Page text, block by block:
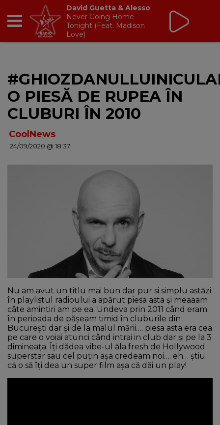
BREAKFAST
TIC TALK
CÂȘTIGĂ
DANCEFLOOR CHART
RADIO ACADEMY
CONTUL MEU
Virgin Radio Music de
Weekend
08:00 - 12:00
O PIESĂ DE RUPEA ÎN
CLUBURI ÎN 2010
CoolNews
24/09/2020 @ 18:37
Nu am avut un titlu mai bun dar pur si simplu astăzi
în playlistul radioului a apărut piesa asta și meaaam
câte amintiri am pe ea. Undeva prin 2011 când eram
în perioada de pășeam timid în cluburile din
București dar și de la malul mării…. piesa asta era cea
pe care o voiai atunci când intrai in club dar și pe la 3
dimineața. Îți dădea vibe-ul ăla fresh de Hollywood
superstar sau cel puțin așa credeam noi…. eh… știu
că o să îți dea un super film așa că dăi un play!